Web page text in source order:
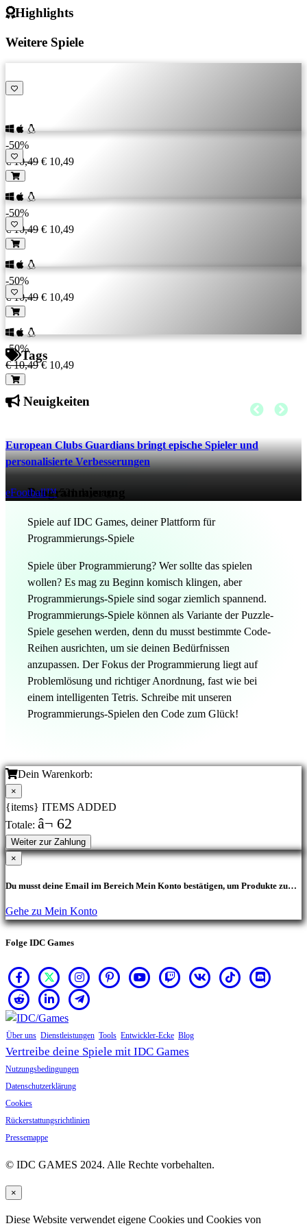
Highlights
Weitere Spiele
-50%
€ 10,49 € 10,49
-50%
€ 10,49 € 10,49
-50%
€ 10,49 € 10,49
-50%
€ 10,49 € 10,49
Tags
Neuigkeiten
European Clubs Guardians bringt epische Spieler und
personalisierte Verbesserungen
eFootball™ 521 days ago
Programmierung
Spiele auf IDC Games, deiner Plattform für
Programmierungs-Spiele
Spiele über Programmierung? Wer sollte das spielen
wollen? Es mag zu Beginn komisch klingen, aber
Programmierungs-Spiele sind sogar ziemlich spannend.
Programmierungs-Spiele können als Variante der Puzzle-
Spiele gesehen werden, denn du musst bestimmte Code-
Reihen ausrichten, um sie deinen Bedürfnissen
anzupassen. Der Fokus der Programmierung liegt auf
Problemlösung und richtiger Anordnung, fast wie bei
einem intelligenten Tetris. Schreibe mit unseren
Programmierungs-Spielen den Code zum Glück!
Dein Warenkorb:
×
{items} ITEMS ADDED
Totale: â¬ 62
Weiter zur Zahlung
×
Du musst deine Email im Bereich Mein Konto bestätigen, um Produkte zu
Gehe zu Mein Konto
Folge IDC Games
Über uns Dienstleistungen Tools Entwickler-Ecke Blog
Vertreibe deine Spiele mit IDC Games
Nutzungsbedingungen
Datenschutzerklärung
Cookies
Rückerstattungsrichtlinien
Pressemappe
© IDC GAMES 2024. Alle Rechte vorbehalten.
×
Diese Website verwendet eigene Cookies und Cookies von